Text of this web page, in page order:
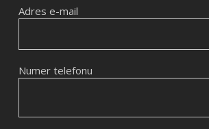
Adres e-mail
Numer telefonu